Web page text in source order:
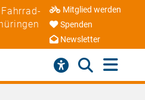
Mitglied werden
Spenden
Newsletter